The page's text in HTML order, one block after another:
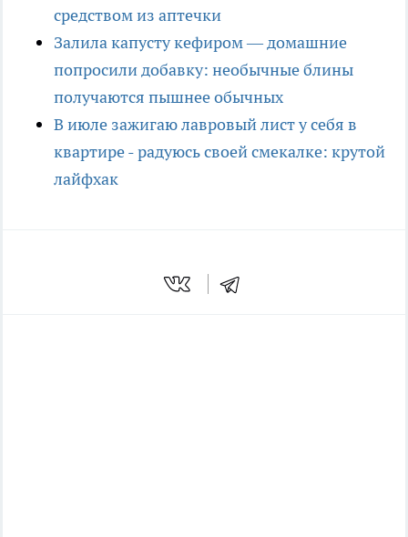
средством из аптечки
Залила капусту кефиром — домашние
попросили добавку: необычные блины
получаются пышнее обычных
В июле зажигаю лавровый лист у себя в
квартире - радуюсь своей смекалке: крутой
лайфхак